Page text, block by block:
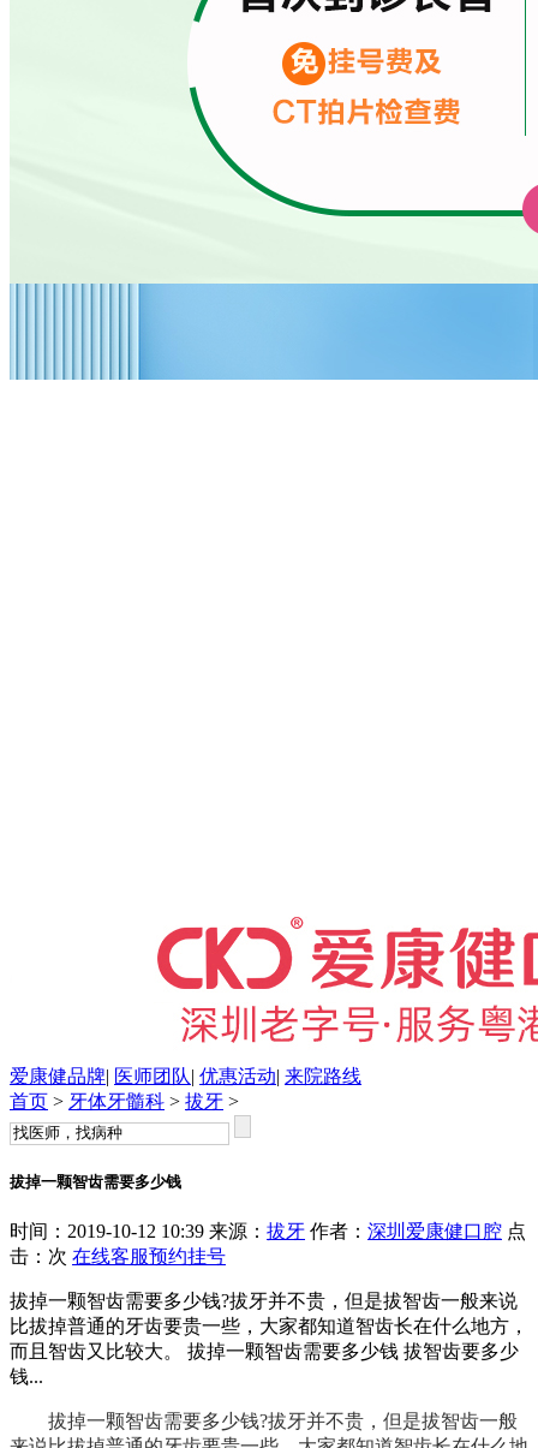
爱康健品牌| 医师团队| 优惠活动| 来院路线
首页 > 牙体牙髓科 > 拔牙 >
拔掉一颗智齿需要多少钱
时间：2019-10-12 10:39 来源： 拔牙 作者： 深圳爱康健口腔 点
击： 次 在线客服预约挂号
拔掉一颗智齿需要多少钱?拔牙并不贵，但是拔智齿一般来说
比拔掉普通的牙齿要贵一些，大家都知道智齿长在什么地方，
而且智齿又比较大。 拔掉一颗智齿需要多少钱 拔智齿要多少
钱...
拔掉一颗智齿需要多少钱?拔牙并不贵，但是拔智齿一般